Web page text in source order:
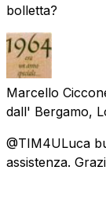
bolletta?
Marcello
dall' Bergamo,
@TIM4ULuca
assistenza.